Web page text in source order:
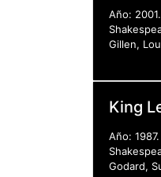
Año:
Gillen,
King
Año:
Godard,